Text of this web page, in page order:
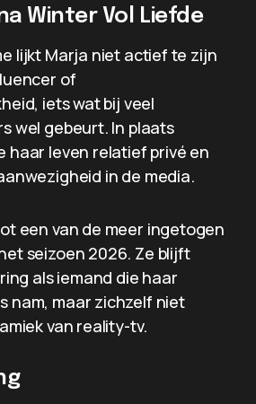
Winter Vol Liefde
lijkt Marja niet actief te zijn
of
iets wat bij veel
wel gebeurt. In plaats
haar leven relatief privé en
in de media.
een van de meer ingetogen
seizoen 2026. Ze blijft
als iemand die haar
nam, maar zichzelf niet
van reality-tv.